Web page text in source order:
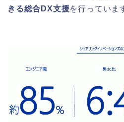
きる総合DX支援を行っていま